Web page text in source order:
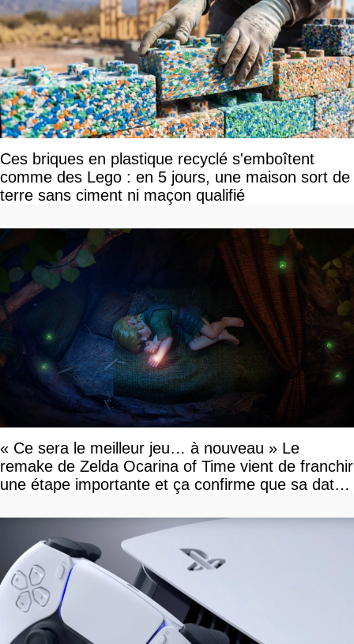
Ces briques en plastique recyclé s'emboîtent
comme des Lego : en 5 jours, une maison sort de
terre sans ciment ni maçon qualifié
« Ce sera le meilleur jeu… à nouveau » Le
remake de Zelda Ocarina of Time vient de franchir
une étape importante et ça confirme que sa date